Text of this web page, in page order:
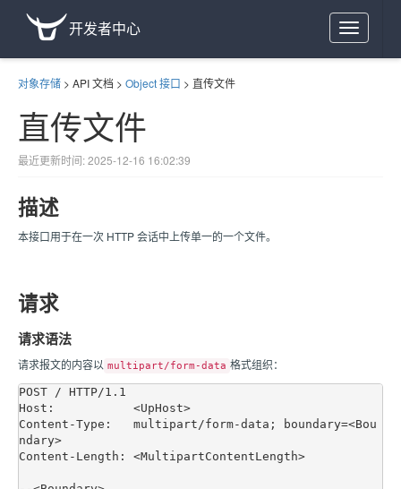
Toggle
navigation
开发者中心
对象存储 > API 文档 > Object 接口 > 直传文件
直传文件
最近更新时间: 2025-12-16 16:02:39
描述
本接口用于在一次 HTTP 会话中上传单一的一个文件。
请求
请求语法
请求报文的内容以 multipart/form-data 格式组织：
POST / HTTP/1.1
Host:           <UpHost>
Content-Type:   multipart/form-data; boundary=<Bou
ndary>
Content-Length: <MultipartContentLength>